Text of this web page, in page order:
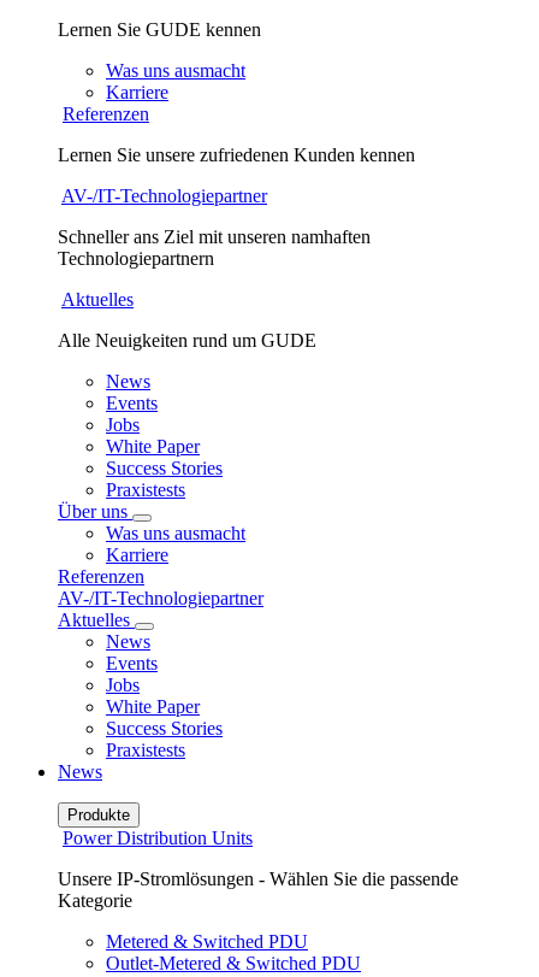
Lernen Sie GUDE kennen
Was uns ausmacht
Karriere
Referenzen
Lernen Sie unsere zufriedenen Kunden kennen
AV-/IT-Technologiepartner
Schneller ans Ziel mit unseren namhaften
Technologiepartnern
Aktuelles
Alle Neuigkeiten rund um GUDE
News
Events
Jobs
White Paper
Success Stories
Praxistests
Über uns
Was uns ausmacht
Karriere
Referenzen
AV-/IT-Technologiepartner
Aktuelles
News
Events
Jobs
White Paper
Success Stories
Praxistests
News
Produkte
Power Distribution Units
Unsere IP-Stromlösungen - Wählen Sie die passende
Kategorie
Metered & Switched PDU
Outlet-Metered & Switched PDU